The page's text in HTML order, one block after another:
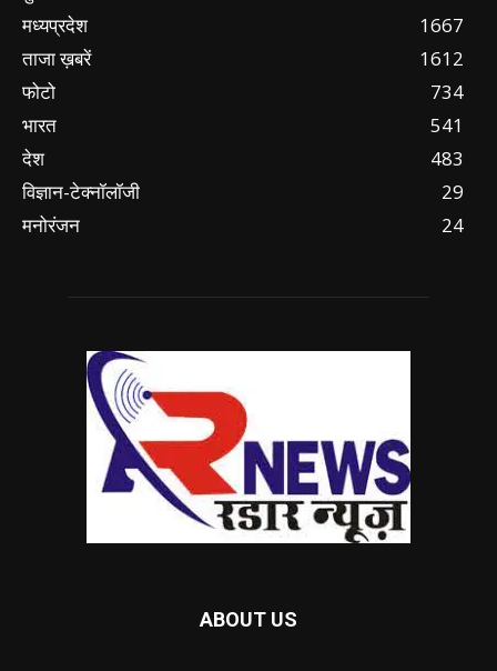
मध्यप्रदेश
1667
ताजा ख़बरें
1612
फोटो
734
भारत
541
देश
483
विज्ञान-टेक्नॉलॉजी
29
मनोरंजन
24
ABOUT US